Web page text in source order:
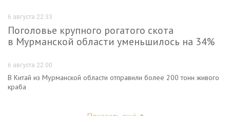
6 августа 22:33
Поголовье крупного рогатого скота
в Мурманской области уменьшилось на 34%
6 августа 22:00
В Китай из Мурманской области отправили более 200 тонн живого
краба